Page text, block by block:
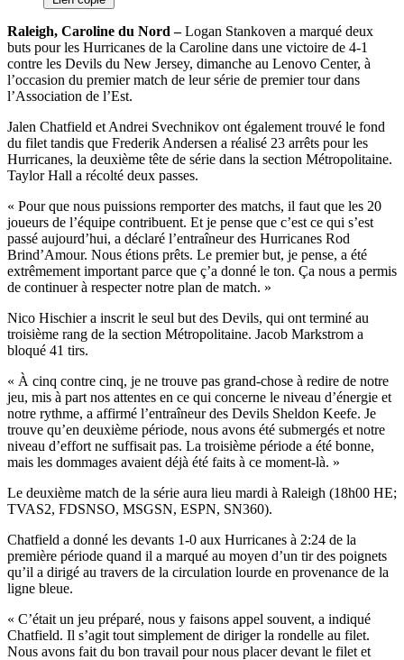
Raleigh, Caroline du Nord –Logan Stankoven a marqué deux
buts pour les Hurricanes de la Caroline dans une victoire de 4-1
contre les Devils du New Jersey, dimanche au Lenovo Center, à
l’occasion du premier match de leur série de premier tour dans
l’Association de l’Est.
Jalen Chatfield et Andrei Svechnikov ont également trouvé le fond
du filet tandis que Frederik Andersen a réalisé 23 arrêts pour les
Hurricanes, la deuxième tête de série dans la section Métropolitaine.
Taylor Hall a récolté deux passes.
« Pour que nous puissions remporter des matchs, il faut que les 20
joueurs de l’équipe contribuent. Et je pense que c’est ce qui s’est
passé aujourd’hui, a déclaré l’entraîneur des Hurricanes Rod
Brind’Amour. Nous étions prêts. Le premier but, je pense, a été
extrêmement important parce que ç’a donné le ton. Ça nous a permis
de continuer à respecter notre plan de match. »
Nico Hischier a inscrit le seul but des Devils, qui ont terminé au
troisième rang de la section Métropolitaine. Jacob Markstrom a
bloqué 41 tirs.
« À cinq contre cinq, je ne trouve pas grand-chose à redire de notre
jeu, mis à part nos attentes en ce qui concerne le niveau d’énergie et
notre rythme, a affirmé l’entraîneur des Devils Sheldon Keefe. Je
trouve qu’en deuxième période, nous avons été submergés et notre
niveau d’effort ne suffisait pas. La troisième période a été bonne,
mais les dommages avaient déjà été faits à ce moment-là. »
Le deuxième match de la série aura lieu mardi à Raleigh (18h00 HE;
TVAS2, FDSNSO, MSGSN, ESPN, SN360).
Chatfield a donné les devants 1-0 aux Hurricanes à 2:24 de la
première période quand il a marqué au moyen d’un tir des poignets
qu’il a dirigé au travers de la circulation lourde en provenance de la
ligne bleue.
« C’était un jeu préparé, nous y faisons appel souvent, a indiqué
Chatfield. Il s’agit tout simplement de diriger la rondelle au filet.
Nous avons fait du bon travail pour nous placer devant le filet et